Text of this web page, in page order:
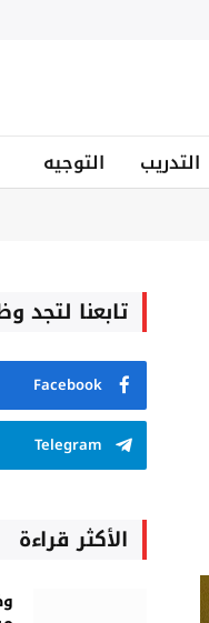
التدريب التوجيه
تابعنا لتجد
Facebook
Telegram
الأكثر قراءة